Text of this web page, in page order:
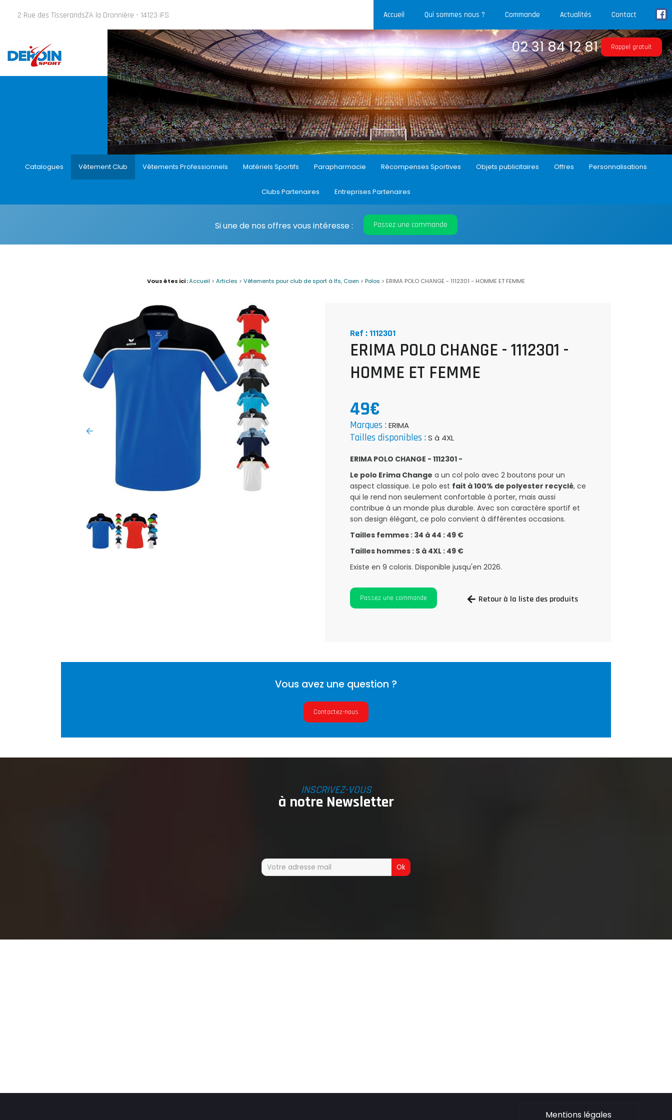
Accueil Qui sommes nous ? Commande Actualités Contact
2 Rue des TisserandsZA la Dronnière - 14123 IFS
02 31 84 12 81 Rappel gratuit
Catalogues Vêtement Club Vêtements Professionnels Matériels Sportifs Parapharmacie Récompenses Sportives Objets publicitaires Offres Personnalisations
Clubs Partenaires Entreprises Partenaires
Si une de nos offres vous intéresse : Passez une commande
Vous êtes ici :Accueil > Articles > Vêtements pour club de sport à Ifs, Caen > Polos > ERIMA POLO CHANGE - 1112301 - HOMME ET FEMME
Ref : 1112301
ERIMA POLO CHANGE - 1112301 -
HOMME ET FEMME
49€
Marques :ERIMA
Tailles disponibles :S à 4XL
ERIMA POLO CHANGE - 1112301 -
Le polo Erima Change a un col polo avec 2 boutons pour un
aspect classique. Le polo est fait à 100% de polyester recyclé, ce
qui le rend non seulement confortable à porter, mais aussi
contribue à un monde plus durable. Avec son caractère sportif et
son design élégant, ce polo convient à différentes occasions.
Tailles femmes : 34 à 44 : 49 €
Tailles hommes : S à 4XL : 49 €
Existe en 9 coloris. Disponible jusqu'en 2026.
Passez une commande Retour à la liste des produits
Vous avez une question ?
Contactez-nous
INSCRIVEZ-VOUS
à notre Newsletter
Mentions légales